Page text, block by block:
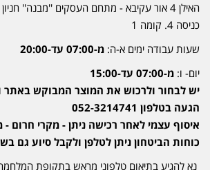
כניסה 4. קומה 1
שעות עבודה ימים א-ה: מ-07:00 עד-20:00
יום- ו: מ-07:00 עד-15:00
יש לבחור ולרכוש את המוצר המבוקש באתר
הגעה בטלפון 052-3214741
איסוף עצמי לאחר רכישה ניתן - מקרי
כוחות הביטחון ניתן לטלפן ולקבל סיוע גם
נא להגיע בתיאום טלפוני מראש בתקופת